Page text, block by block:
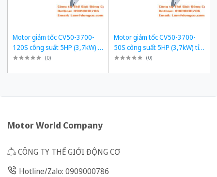
Motor giảm tốc CV50-3700-
120S công suất 5HP (3,7kW) tỉ
số truyền 1/120
(0)
Motor giảm tốc CV50-3700-
50S công suất 5HP (3,7kW) tỉ
số truyền 1/50
(0)
Motor World Company
CÔNG TY THẾ GIỚI ĐỘNG CƠ
Hotline/Zalo: 0909000786